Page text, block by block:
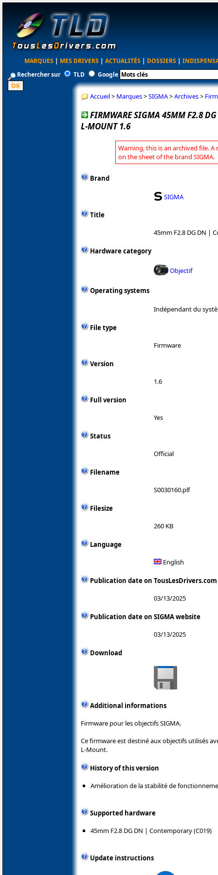
MARQUES | MES DRIVERS | ACTUALITÉS | DOSSIERS |
Rechercher sur
TLD Google
Accueil> Marques>SIGMA>Archives>
FIRMWARE SIGMA 45MM F2.8
L-MOUNT 1.6
Warning, this is an archived file. A
on the sheet of the brand SIGMA.
Brand
SIGMA
Title
45mm F2.8 DG DN |
Hardware category
Objectif
Operating systems
Indépendant du
File type
Firmware
Version
1.6
Full version
Yes
Status
Official
Filename
S0030160.plf
Filesize
260 KB
Language
English
Publication date on TousLesDrivers.com
03/13/2025
Publication date on SIGMA website
03/13/2025
Download
Additional informations
Firmware pour les objectifs SIGMA.
Ce firmware est destiné aux objectifs utilisés
L-Mount.
History of this version
Amélioration de la stabilité de
Supported hardware
45mm F2.8 DG DN | Contemporary (C019)
Update instructions